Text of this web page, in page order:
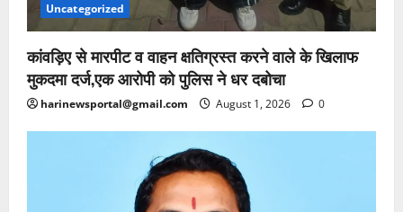
Uncategorized
कांवड़िए से मारपीट व वाहन क्षतिग्रस्त करने वाले के खिलाफ
मुकदमा दर्ज,एक आरोपी को पुलिस ने धर दबोचा
harinewsportal@gmail.com August 1, 2026 0